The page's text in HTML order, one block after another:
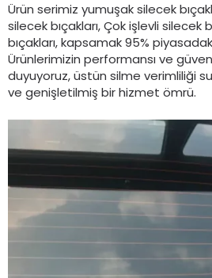
Ürün serimiz yumuşak silecek
silecek bıçakları, Çok işlevli silecek
bıçakları, kapsamak 95%
Ürünlerimizin performansı ve
duyuyoruz, üstün silme verimliliği
ve genişletilmiş bir hizmet ömrü.